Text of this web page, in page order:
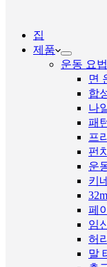
집
제품
운동 요
면
합
나
패
프
펀
운
키
페
임
허
말